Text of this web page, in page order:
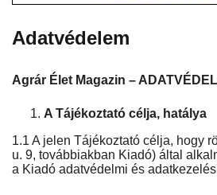
Adatvédelem
Agrár Élet Magazin –
A Tájékoztató célja, hatálya
1.1 A jelen Tájékoztató célja, hogy
u. 9, továbbiakban Kiadó) által
a Kiadó adatvédelmi és